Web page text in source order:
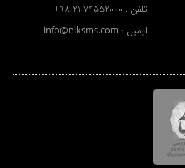
تلفن : +98 21 74552000
ایمیل : info@niksms.com